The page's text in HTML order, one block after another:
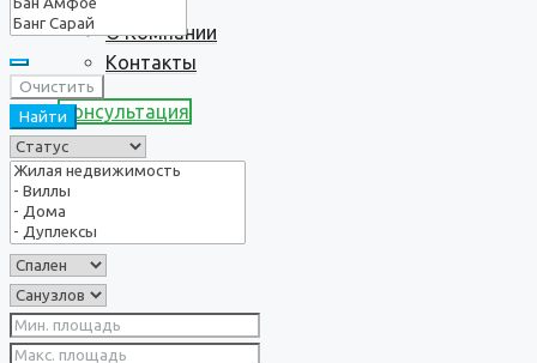
О Компании
Контакты
Консультация
Очистить
Найти